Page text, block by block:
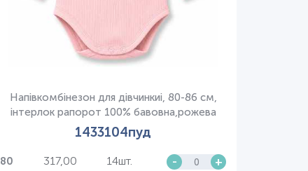
Напівкомбінезон для дівчинкиі, 80-86 см,
інтерлок рапорот 100% бавовна,рожева
1433104пуд
80 317,00 14шт. - +